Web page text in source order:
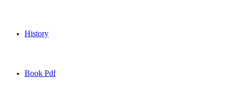
History
Book Pdf